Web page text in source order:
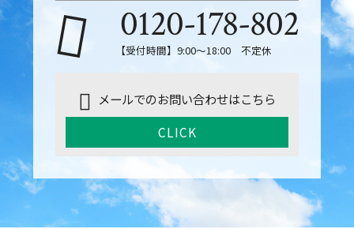
0120-178-802
【受付時間】9:00～18:00 不定休
メールでのお問い合わせはこちら
CLICK